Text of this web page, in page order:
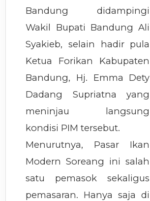
Bandung didampingi
Wakil Bupati Bandung Ali
Syakieb, selain hadir pula
Ketua Forikan Kabupaten
Bandung, Hj. Emma Dety
Dadang Supriatna yang
meninjau langsung
kondisi PIM tersebut.
Menurutnya, Pasar Ikan
Modern Soreang ini salah
satu pemasok sekaligus
pemasaran. Hanya saja di